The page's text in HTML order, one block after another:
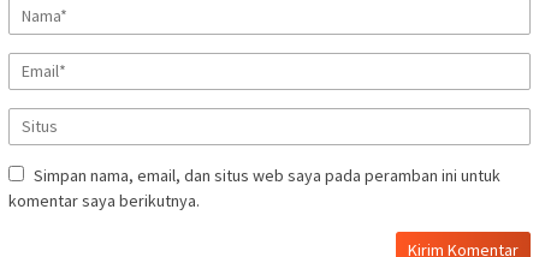
Simpan nama, email, dan situs web saya pada peramban ini untuk
komentar saya berikutnya.